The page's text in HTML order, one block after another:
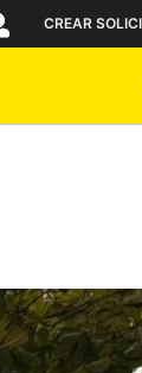
CREAR